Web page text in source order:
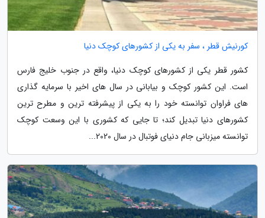
کورنیش قطر ، سفر به یکی از کشورهای کوچک دنیا
کشور قطر یکی از کشورهای کوچک دنیا، واقع در جنوب خلیج فارس
است. این کشور کوچک و بیابانی در سال های اخیر با سرمایه گذاری
های فراوان توانسته خود را به یکی از پیشرفته ترین و مطرح ترین
کشورهای دنیا تبدیل کند؛ تا جایی که کشوری با این وسعت کوچک
توانسته میزبانی جام دنیای فوتبال در سال 2020...